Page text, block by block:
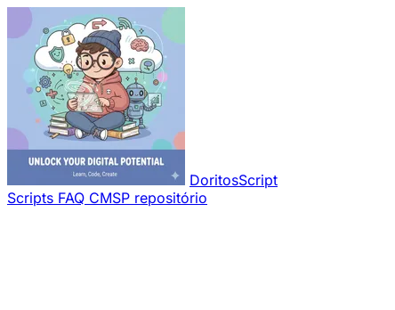
Pular para o conteúdo principal
DoritosScript
Scripts FAQ CMSP repositório